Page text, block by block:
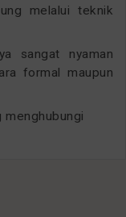
melalui teknik
sangat nyaman
formal maupun
menghubungi